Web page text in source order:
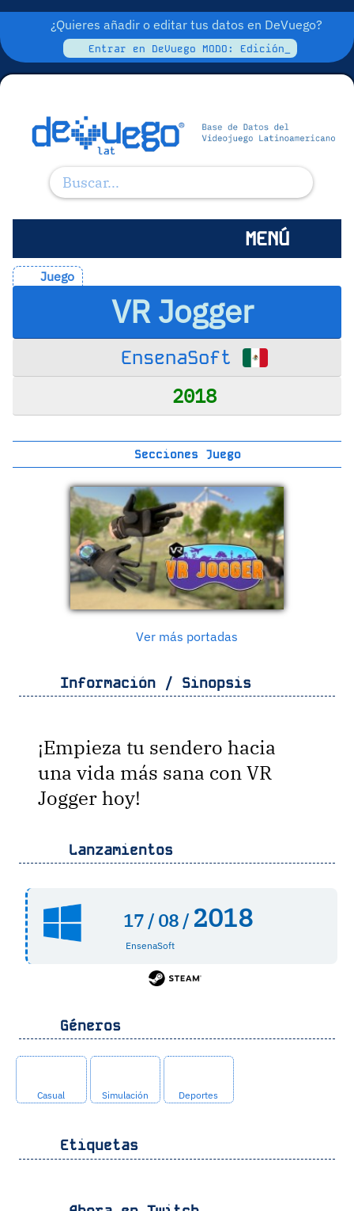
¿Quieres añadir o editar tus datos en DeVuego?
Entrar en DeVuego MODO: Edición_
MENÚ
Juego
VR Jogger
EnsenaSoft
2018
Secciones Juego
Ver más portadas
Información / Sinopsis
¡Empieza tu sendero hacia
una vida más sana con VR
Jogger hoy!
Lanzamientos
17 / 08 / 2018
EnsenaSoft
Géneros
Casual Simulación Deportes
Etiquetas